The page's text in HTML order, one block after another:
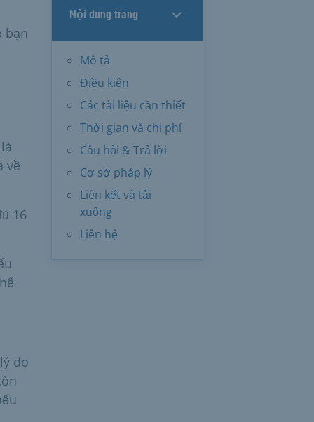
Nội dung trang
Mô tả
Điều kiện
Các tài liệu cần thiết
Thời gian và chi phí
Câu hỏi & Trả lời
Cơ sở pháp lý
Liên kết và tải
xuống
Liên hệ
bạn
về
16
do